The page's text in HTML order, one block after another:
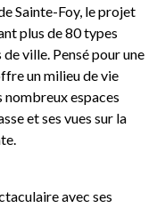
Sainte-Foy, le projet
plus de 80 types
ville. Pensé pour une
un milieu de vie
nombreux espaces
et ses vues sur la
avec ses